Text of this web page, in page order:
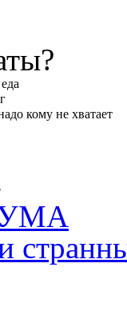
кому не хватает